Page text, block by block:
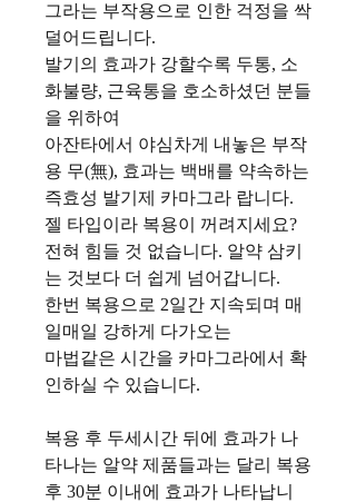
그라는 부작용으로 인한 걱정을 싹
덜어드립니다.
발기의 효과가 강할수록 두통, 소
화불량, 근육통을 호소하셨던 분들
을 위하여
아잔타에서 야심차게 내놓은 부작
용 무(無), 효과는 백배를 약속하는
즉효성 발기제 카마그라 랍니다.
젤 타입이라 복용이 꺼려지세요?
전혀 힘들 것 없습니다. 알약 삼키
는 것보다 더 쉽게 넘어갑니다.
한번 복용으로 2일간 지속되며 매
일매일 강하게 다가오는
마법같은 시간을 카마그라에서 확
인하실 수 있습니다.
복용 후 두세시간 뒤에 효과가 나
타나는 알약 제품들과는 달리 복용
후 30분 이내에 효과가 나타납니